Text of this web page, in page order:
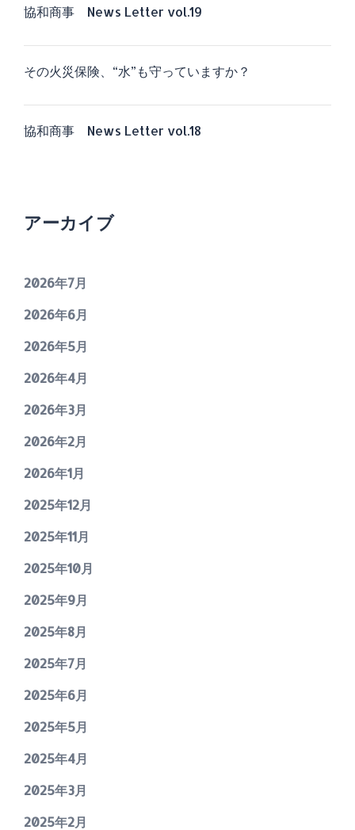
協和商事 News Letter vol.19
その火災保険、“水”も守っていますか？
協和商事 News Letter vol.18
アーカイブ
2026年7月
2026年6月
2026年5月
2026年4月
2026年3月
2026年2月
2026年1月
2025年12月
2025年11月
2025年10月
2025年9月
2025年8月
2025年7月
2025年6月
2025年5月
2025年4月
2025年3月
2025年2月